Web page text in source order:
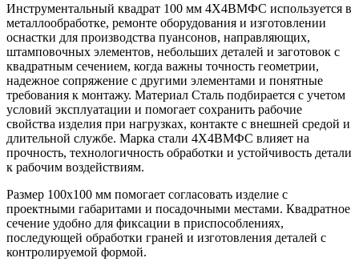
Инструментальный квадрат 100 мм 4Х4ВМФС используется в
металлообработке, ремонте оборудования и изготовлении
оснастки для производства пуансонов, направляющих,
штамповочных элементов, небольших деталей и заготовок с
квадратным сечением, когда важны точность геометрии,
надежное сопряжение с другими элементами и понятные
требования к монтажу. Материал Сталь подбирается с учетом
условий эксплуатации и помогает сохранить рабочие
свойства изделия при нагрузках, контакте с внешней средой и
длительной службе. Марка стали 4Х4ВМФС влияет на
прочность, технологичность обработки и устойчивость детали
к рабочим воздействиям.
Размер 100х100 мм помогает согласовать изделие с
проектными габаритами и посадочными местами. Квадратное
сечение удобно для фиксации в приспособлениях,
последующей обработки граней и изготовления деталей с
контролируемой формой.